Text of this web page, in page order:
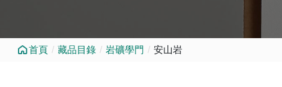
首頁 藏品目錄 岩礦學門 安山岩